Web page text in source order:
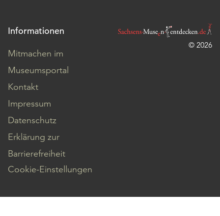
Informationen
Mitmachen im
Museumsportal
Kontakt
Impressum
Datenschutz
Erklärung zur
Barrierefreiheit
Cookie-Einstellungen
© 2026